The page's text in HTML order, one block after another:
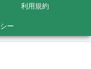
利用規約
ー